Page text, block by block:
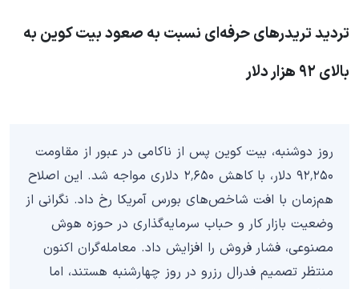
تردید تریدرهای حرفه‌ای نسبت به صعود بیت کوین به
بالای ۹۲ هزار دلار
روز دوشنبه، بیت کوین پس از ناکامی در عبور از مقاومت
۹۲٬۲۵۰ دلار، با کاهش ۲٬۶۵۰ دلاری مواجه شد. این اصلاح
هم‌زمان با افت شاخص‌های بورس آمریکا رخ داد. نگرانی از
وضعیت بازار کار و حباب سرمایه‌گذاری در حوزه هوش
مصنوعی، فشار فروش را افزایش داد. معامله‌گران اکنون
منتظر تصمیم فدرال رزرو در روز چهارشنبه هستند، اما